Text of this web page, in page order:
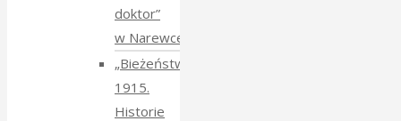
doktor”
w Narewce
„Bieżeństwo
1915.
Historie